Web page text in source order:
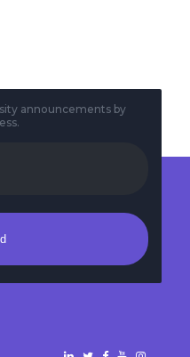
announcements by